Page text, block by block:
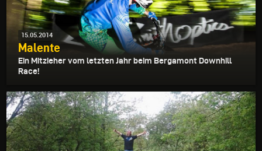
15.05.2014
Malente
Ein Mitzieher vom letzten Jahr beim Bergamont Downhill
Race!